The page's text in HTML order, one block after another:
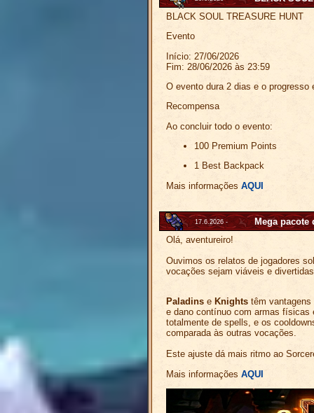
BLACK SOUL TREASURE HUNT
Evento
Início: 27/06/2026
Fim: 28/06/2026 às 23:59
O evento dura 2 dias e o progresso
Recompensa
Ao concluir todo o evento:
100 Premium Points
1 Best Backpack
Mais informações AQUI
17.6.2026 -
Mega
Olá, aventureiro!
Ouvimos os relatos de jogadores
vocações sejam viáveis e
Paladins e Knights têm vantagens
e dano contínuo com armas
totalmente de spells, e os
comparada às outras vocações.
Este ajuste dá mais ritmo ao
Mais informações AQUI